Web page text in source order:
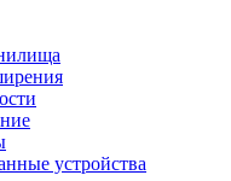
устройства